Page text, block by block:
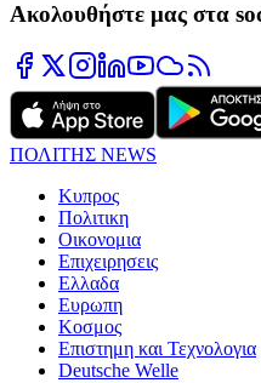
Ακολουθήστε μας στα
ΠΟΛΙΤΗΣ NEWS
Κυπρος
Πολιτικη
Οικονομια
Επιχειρησεις
Ελλαδα
Ευρωπη
Κοσμος
Επιστημη και Τεχνολογια
Deutsche Welle